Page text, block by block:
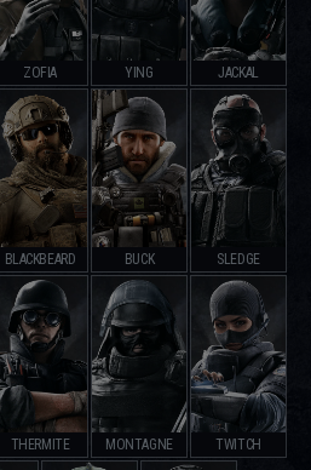
ZOFIA YING JACKAL
BLACKBEARD BUCK SLEDGE
THERMITE MONTAGNE TWITCH